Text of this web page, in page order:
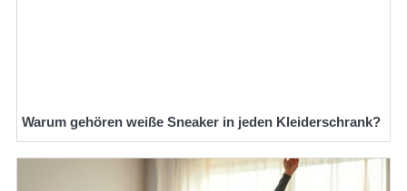
Warum gehören weiße Sneaker in jeden Kleiderschrank?